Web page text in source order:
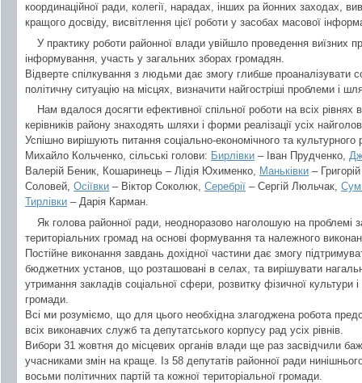
координаційної ради, колегії, нарадах, інших ра йонних заходах,
кращого досвіду, висвітлення цієї роботи у засобах масової
У практику роботи районної влади увійшло проведення виїзних
інформування, участь у загальних зборах громадян.
Відверте спілкування з людьми дає змогу глибше проаналізувати
політичну ситуацію на місцях, визначити найгостріші проблеми і
Нам вдалося досягти ефективної спільної роботи на всіх
керівників району знаходять шляхи і форми реалізації усіх
Успішно вирішують питання соціально-економічного та культурного
Михайло Кольченко, сільські голови: Бирлівки – Іван Прудченко,
Валерій Беник, Кошаринець – Лідія Юхименко, Маньківки –
Соловей, Осіївки – Віктор Соколюк, Серебрії – Сергій Люльчак,
Тирлівки – Дарія Карман.
Як голова районної ради, неодноразово наголошую на проблемі
територіальних громад на основі формування та належного
Постійне виконання завдань дохідної частини дає змогу
бюджетних установ, що розташовані в селах, та вирішувати
утримання закладів соціальної сфери, розвитку фізичної культури
громади.
Всі ми розуміємо, що для цього необхідна злагоджена робота
всіх виконавчих служб та депутатського корпусу рад усіх рівнів.
Вибори 31 жовтня до місцевих органів влади ще раз засвідчили
учасниками змін на краще. Із 58 депутатів районної ради
восьми політичних партій та кожної територіальної громади.